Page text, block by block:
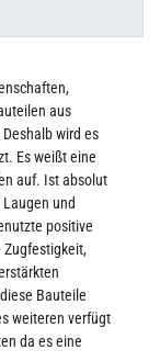
aus
wird es
Es weißt eine
auf. Ist absolut
und
positive
Zugfestigkeit,
Bauteile
weiteren verfügt
da es eine